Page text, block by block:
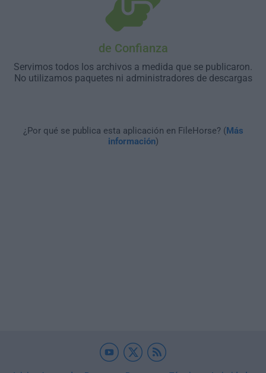
de Confianza
Servimos todos los archivos a medida que se publicaron.
No utilizamos paquetes ni administradores de descargas
¿Por qué se publica esta aplicación en FileHorse? (Más
información)